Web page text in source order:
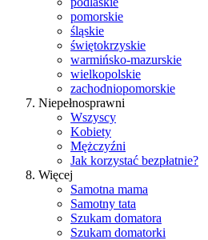
pomorskie
śląskie
świętokrzyskie
warmińsko-mazurskie
wielkopolskie
zachodniopomorskie
Niepełnosprawni
Wszyscy
Kobiety
Mężczyźni
Jak korzystać bezpłatnie?
Więcej
Samotna mama
Samotny tata
Szukam domatora
Szukam domatorki